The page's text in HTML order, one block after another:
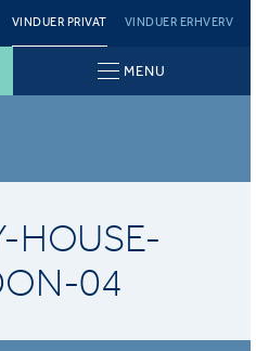
VINDUER PRIVAT VINDUER ERHVERV
MENU
HOUSE-
04